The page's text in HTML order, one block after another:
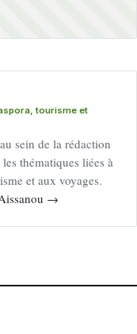
tourisme et
sein de la rédaction
thématiques liées à
et aux voyages.
→